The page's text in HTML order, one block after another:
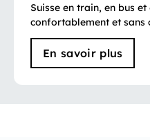
Suisse en train, en bus et
confortablement et sans
En savoir plus